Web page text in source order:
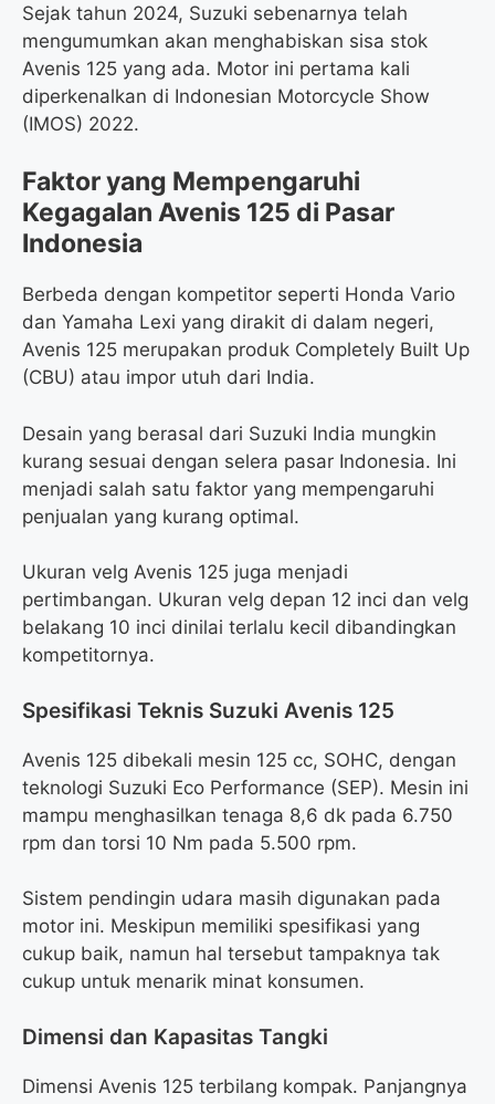
Sejak tahun 2024, Suzuki sebenarnya telah
mengumumkan akan menghabiskan sisa stok
Avenis 125 yang ada. Motor ini pertama kali
diperkenalkan di Indonesian Motorcycle Show
(IMOS) 2022.
Faktor yang Mempengaruhi
Kegagalan Avenis 125 di Pasar
Indonesia
Berbeda dengan kompetitor seperti Honda Vario
dan Yamaha Lexi yang dirakit di dalam negeri,
Avenis 125 merupakan produk Completely Built Up
(CBU) atau impor utuh dari India.
Desain yang berasal dari Suzuki India mungkin
kurang sesuai dengan selera pasar Indonesia. Ini
menjadi salah satu faktor yang mempengaruhi
penjualan yang kurang optimal.
Ukuran velg Avenis 125 juga menjadi
pertimbangan. Ukuran velg depan 12 inci dan velg
belakang 10 inci dinilai terlalu kecil dibandingkan
kompetitornya.
Spesifikasi Teknis Suzuki Avenis 125
Avenis 125 dibekali mesin 125 cc, SOHC, dengan
teknologi Suzuki Eco Performance (SEP). Mesin ini
mampu menghasilkan tenaga 8,6 dk pada 6.750
rpm dan torsi 10 Nm pada 5.500 rpm.
Sistem pendingin udara masih digunakan pada
motor ini. Meskipun memiliki spesifikasi yang
cukup baik, namun hal tersebut tampaknya tak
cukup untuk menarik minat konsumen.
Dimensi dan Kapasitas Tangki
Dimensi Avenis 125 terbilang kompak. Panjangnya